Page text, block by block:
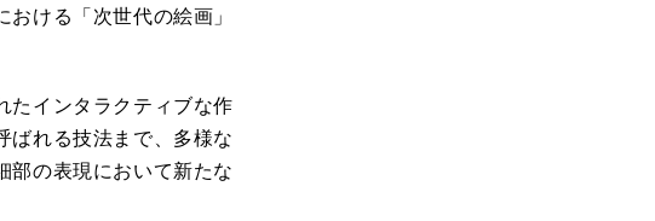
ける「次世代の絵画」
たインタラクティブな作
ばれる技法まで、多様な
部の表現において新たな